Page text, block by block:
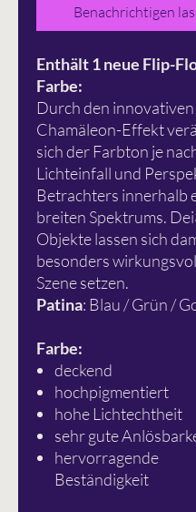
Benachrichtigen
Enthält 1 neue Flip-
Farbe:
Durch den innovativen
Chamäleon-Effekt
sich der Farbton je
Lichteinfall und
Betrachters innerhalb
breiten Spektrums.
Objekte lassen sich
besonders
Szene setzen.
Patina: Blau / Grün /
Farbe:
deckend
hochpigmentiert
hohe Lichtechtheit
sehr gute
hervorragende
Beständigkeit